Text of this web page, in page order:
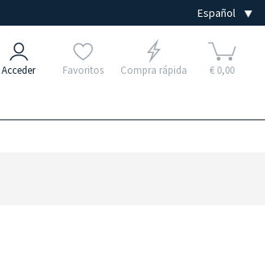
Acceder Favoritos Compra rápida € 0,00